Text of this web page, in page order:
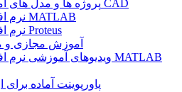
پروژه ها و مدل های آماده CAD
نرم افزار MATLAB
نرم افزار Proteus
آموزش مجازی و
ویدیوهای آموزشی نرم افزار MATLAB
پاورپوینت آماده برای